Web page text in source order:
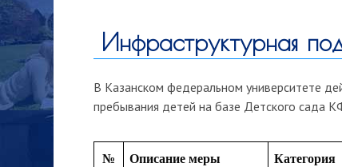
окно
студ
семьи
Инфраструктурная
В Казанском федеральном университете
пребывания детей на базе Детского
№
Описание меры
Категория